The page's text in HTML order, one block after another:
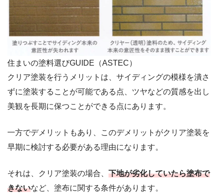
住まいの塗料選びGUIDE（ASTEC）
クリア塗装を行うメリットは、サイディングの模様を潰さ
ずに塗装することが可能である点、ツヤなどの質感を出し
美観を長期に保つことができる点にあります。
一方でデメリットもあり、このデメリットがクリア塗装を
早期に検討する必要がある理由になります。
それは、クリア塗装の場合、 下地が劣化していたら塗布で
きないなど、塗布に関する条件があります。